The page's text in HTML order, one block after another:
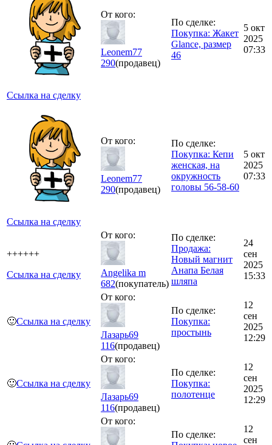
Ссылка на сделку
От кого:
Leonem77
290(продавец)
По сделке:
Покупка: Жакет
Glance, размер
46
5 окт
2025
07:33
Ссылка на сделку
От кого:
Leonem77
290(продавец)
По сделке:
Покупка: Кепи
женская, на
окружность
головы 56-58-60
5 окт
2025
07:33
++++++
Ссылка на сделку
От кого:
Angelika m
682(покупатель)
По сделке:
Продажа:
Новый магнит
Анапа Белая
шляпа
24
сен
2025
15:33
🙂Ссылка на сделку
От кого:
Лазарь69
116(продавец)
По сделке:
Покупка:
простынь
12
сен
2025
12:29
🙂Ссылка на сделку
От кого:
Лазарь69
116(продавец)
По сделке:
Покупка:
полотенце
12
сен
2025
12:29
От кого:
По сделке:
12
сен